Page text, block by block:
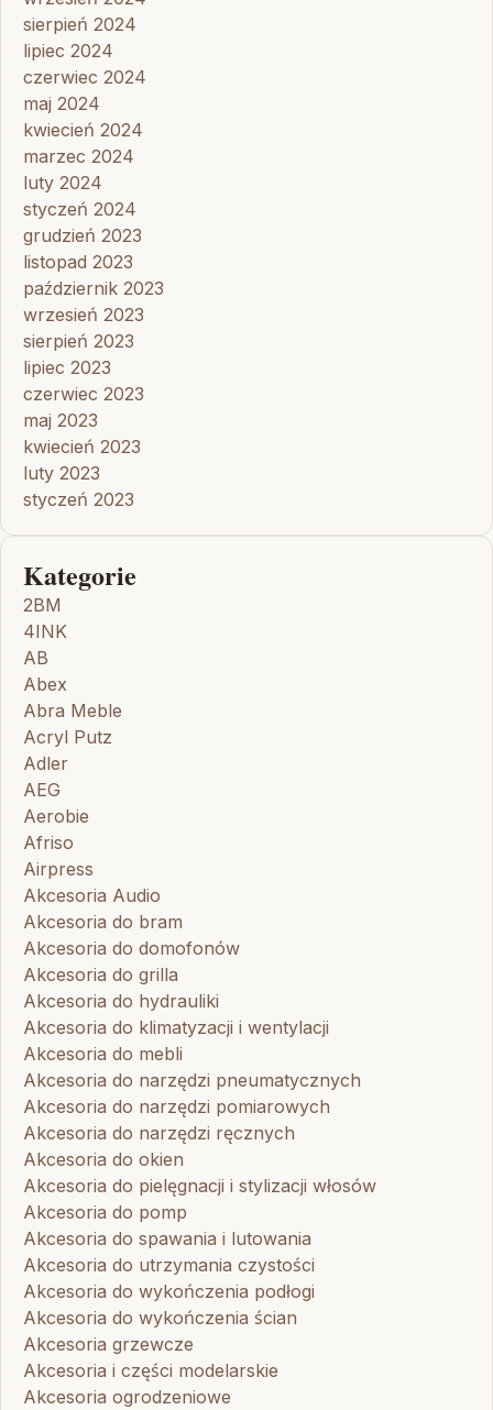
sierpień 2024
lipiec 2024
czerwiec 2024
maj 2024
kwiecień 2024
marzec 2024
luty 2024
styczeń 2024
grudzień 2023
listopad 2023
październik 2023
wrzesień 2023
sierpień 2023
lipiec 2023
czerwiec 2023
maj 2023
kwiecień 2023
luty 2023
styczeń 2023
Kategorie
2BM
4INK
AB
Abex
Abra Meble
Acryl Putz
Adler
AEG
Aerobie
Afriso
Airpress
Akcesoria Audio
Akcesoria do bram
Akcesoria do domofonów
Akcesoria do grilla
Akcesoria do hydrauliki
Akcesoria do klimatyzacji i wentylacji
Akcesoria do mebli
Akcesoria do narzędzi pneumatycznych
Akcesoria do narzędzi pomiarowych
Akcesoria do narzędzi ręcznych
Akcesoria do okien
Akcesoria do pielęgnacji i stylizacji włosów
Akcesoria do pomp
Akcesoria do spawania i lutowania
Akcesoria do utrzymania czystości
Akcesoria do wykończenia podłogi
Akcesoria do wykończenia ścian
Akcesoria grzewcze
Akcesoria i części modelarskie
Akcesoria ogrodzeniowe